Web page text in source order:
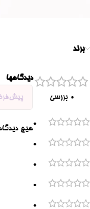
برند
0 بررسی
0
0
0
0
0
دیدگاهها
هیچ